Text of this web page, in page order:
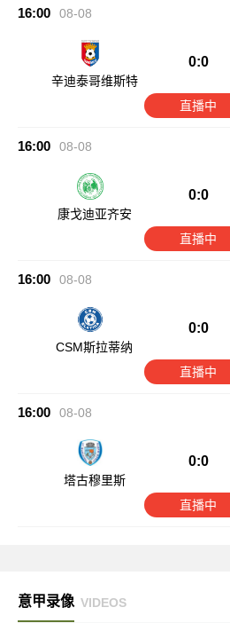
16:00 08-08
辛迪泰哥维斯特
0:0
直播中
16:00 08-08
康戈迪亚齐安
0:0
直播中
16:00 08-08
CSM斯拉蒂纳
0:0
直播中
16:00 08-08
塔古穆里斯
0:0
直播中
意甲录像 VIDEOS